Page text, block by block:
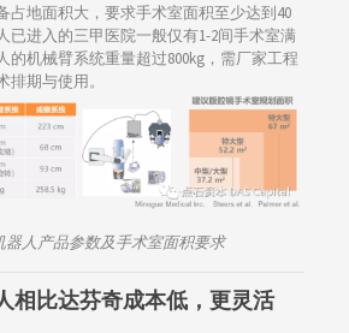
占地面积大，要求手术室面积至少达到40
已进入的三甲医院一般仅有1-2间手术室满
的机械臂系统重量超过800kg，需厂家工程
期与使用。
器人产品参数及手术室面积要求
相比达芬奇成本低，更灵活